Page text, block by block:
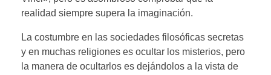
realidad siempre supera la imaginación.
La costumbre en las sociedades filosóficas secretas
y en muchas religiones es ocultar los misterios, pero
la manera de ocultarlos es dejándolos a la vista de